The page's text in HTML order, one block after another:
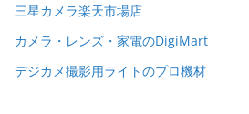
三星カメラ楽天市場店
カメラ・レンズ・家電のDigiMart
デジカメ撮影用ライトのプロ機材